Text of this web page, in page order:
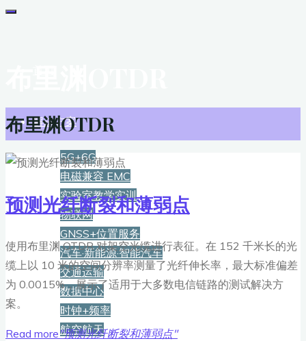
解决方案
5G+6G
电磁兼容 EMC
实验室教学实训
物联网
GNSS+位置服务
汽车·新能源·智能汽车
交通运输
数据中心
时钟+频率
航空航天
布里渊OTDR
预测光纤断裂和薄弱点
使用布里渊 OTDR 对架空光缆进行表征。在 152 千米长的光
缆上以 10 米的空间分辨率测量了光纤伸长率，最大标准偏差
为 0.0015%，展示了适用于大多数电信链路的测试解决方
案。
Read more"预测光纤断裂和薄弱点"